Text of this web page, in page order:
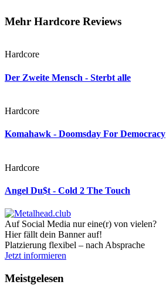
Mehr Hardcore Reviews
Hardcore
Der Zweite Mensch - Sterbt alle
Hardcore
Komahawk - Doomsday For Democracy
Hardcore
Angel Du$t - Cold 2 The Touch
Auf Social Media nur eine(r) von vielen?
Hier fällt dein Banner auf!
Platzierung flexibel – nach Absprache
Jetzt informieren
Meistgelesen